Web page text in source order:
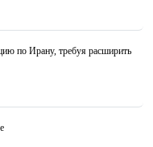
по Ирану, требуя расширить